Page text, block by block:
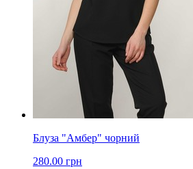
Блуза "Амбер" чорний
280.00 грн